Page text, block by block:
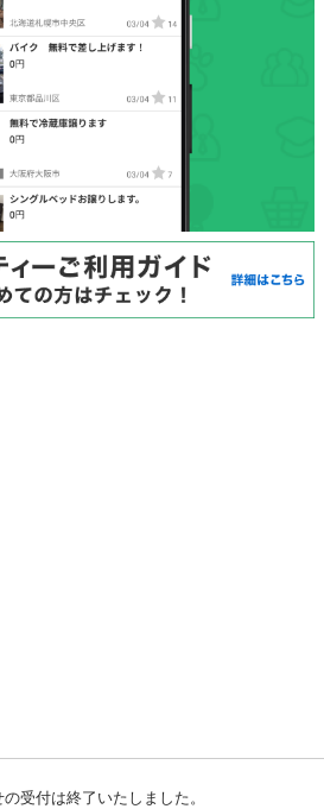
受付は終了いたしました。